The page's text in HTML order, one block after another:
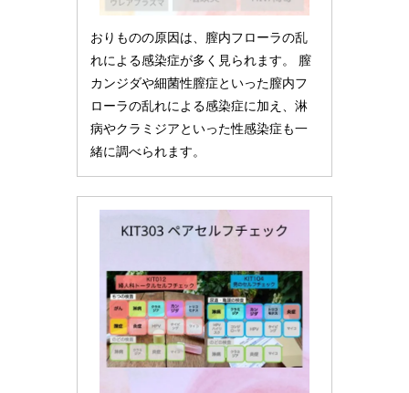
おりものの原因は、膣内フローラの乱
れによる感染症が多く見られます。 膣
カンジダや細菌性膣症といった膣内フ
ローラの乱れによる感染症に加え、淋
病やクラミジアといった性感染症も一
緒に調べられます。